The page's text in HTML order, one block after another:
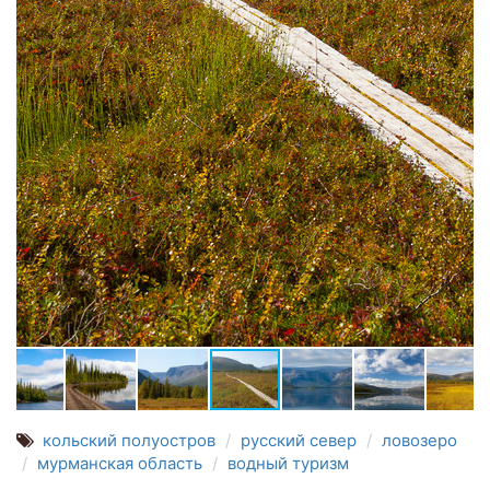
кольский полуостров русский север
ловозеро
мурманская область
водный туризм